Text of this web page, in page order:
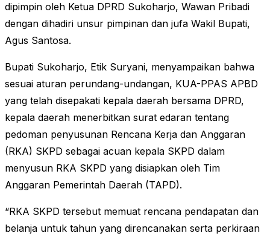
dipimpin oleh Ketua DPRD Sukoharjo, Wawan Pribadi
dengan dihadiri unsur pimpinan dan jufa Wakil Bupati,
Agus Santosa.
Bupati Sukoharjo, Etik Suryani, menyampaikan bahwa
sesuai aturan perundang-undangan, KUA-PPAS APBD
yang telah disepakati kepala daerah bersama DPRD,
kepala daerah menerbitkan surat edaran tentang
pedoman penyusunan Rencana Kerja dan Anggaran
(RKA) SKPD sebagai acuan kepala SKPD dalam
menyusun RKA SKPD yang disiapkan oleh Tim
Anggaran Pemerintah Daerah (TAPD).
“RKA SKPD tersebut memuat rencana pendapatan dan
belanja untuk tahun yang direncanakan serta perkiraan